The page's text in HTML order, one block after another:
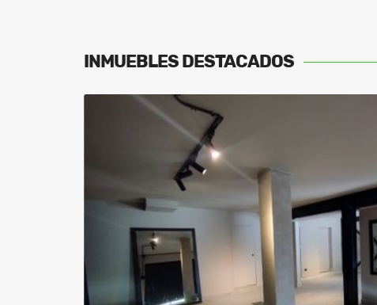
INMUEBLESDESTACADOS